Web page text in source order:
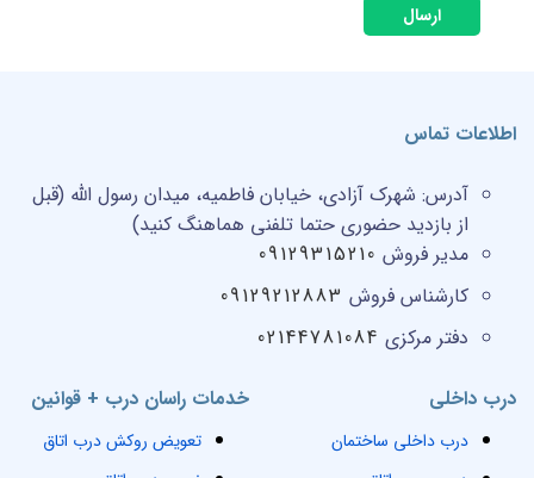
ارسال
خدمات راسان درب + قوانین
تعویض روکش درب اتاق
درب داخلی
درب داخلی ساختمان
اطلاعات تماس
آدرس: شهرک آزادی، خیابان فاطمیه، میدان رسول الله (قبل
از بازدید حضوری حتما تلفنی هماهنگ کنید)
مدیر فروش 09129315210
کارشناس فروش 09129212883
دفتر مرکزی 02144781084